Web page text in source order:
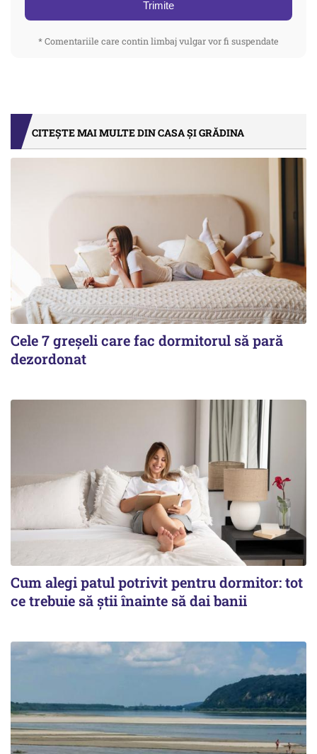
Trimite
* Comentariile care contin limbaj vulgar vor fi suspendate
CITEȘTE MAI MULTE DIN CASA ȘI GRĂDINA
Cele 7 greșeli care fac dormitorul să pară
dezordonat
Cum alegi patul potrivit pentru dormitor: tot
ce trebuie să știi înainte să dai banii